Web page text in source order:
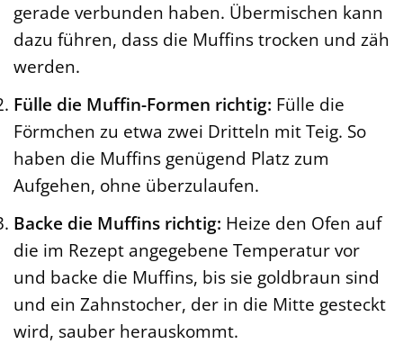
gerade verbunden haben. Übermischen kann
dazu führen, dass die Muffins trocken und zäh
werden.
Fülle die Muffin-Formen richtig: Fülle die
Förmchen zu etwa zwei Dritteln mit Teig. So
haben die Muffins genügend Platz zum
Aufgehen, ohne überzulaufen.
Backe die Muffins richtig: Heize den Ofen auf
die im Rezept angegebene Temperatur vor
und backe die Muffins, bis sie goldbraun sind
und ein Zahnstocher, der in die Mitte gesteckt
wird, sauber herauskommt.